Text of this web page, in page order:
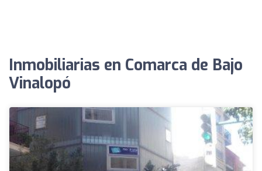
Inmobiliarias en Comarca de Bajo
Vinalopó